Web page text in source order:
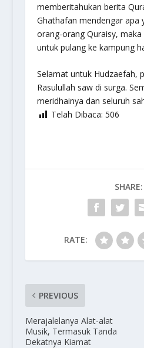
memberitahukan berita
Ghathafan mendengar apa
orang-orang Quraisy,
untuk pulang ke kampung
Selamat untuk Hudzaefah,
Rasulullah saw di surga.
meridhainya dan seluruh
Telah Dibaca: 506
SHARE:
RATE:
PREVIOUS
Merajalelanya Alat-alat
Musik, Termasuk Tanda
Dekatnya Kiamat